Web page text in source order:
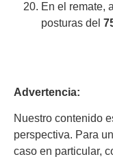
En el remate,
posturas del
Advertencia:
Nuestro contenido
perspectiva. Para
caso en particular,